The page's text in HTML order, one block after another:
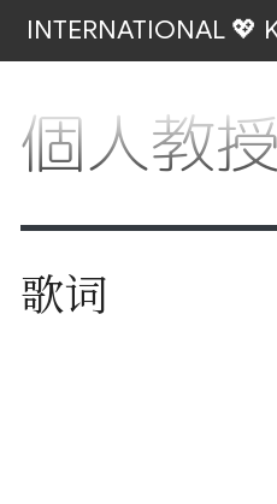
INTERNATIONAL 💖
個人教授
歌词